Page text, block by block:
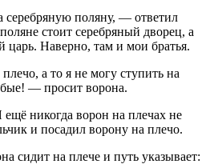
поляну, — ответил
стоит серебряный дворец, а
царь. Наверно, там и мои братья.
а то я не могу ступить на
— просит ворона.
никогда ворон на плечах не
и посадил ворону на плечо.
сидит на плече и путь указывает: